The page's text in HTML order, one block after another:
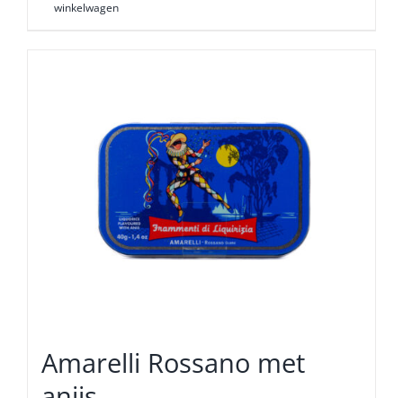
winkelwagen
Amarelli Rossano met